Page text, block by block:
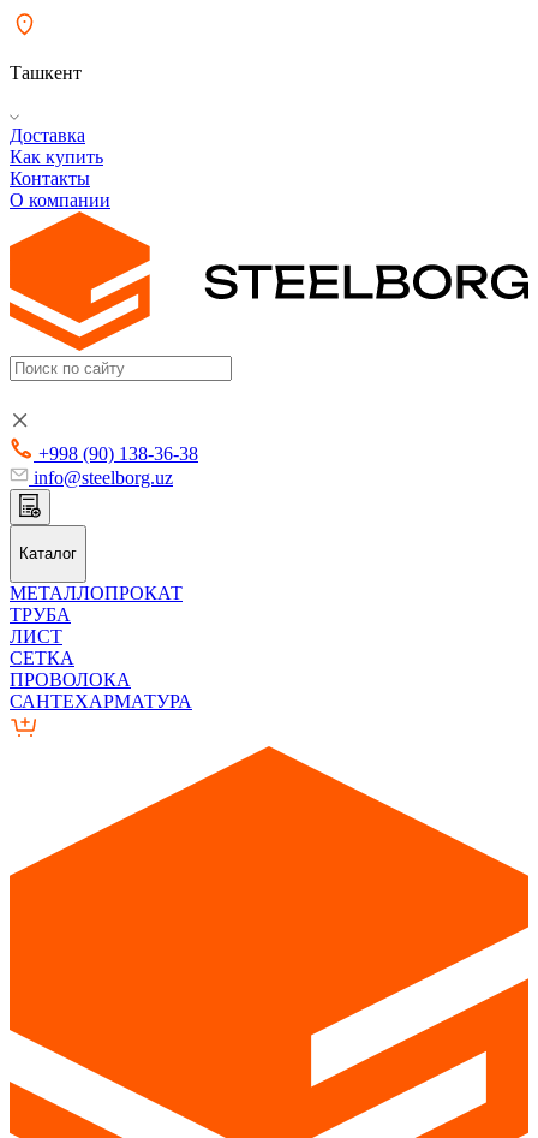
Ташкент
Доставка
Как купить
Контакты
О компании
+998 (90) 138-36-38
info@steelborg.uz
Каталог
МЕТАЛЛОПРОКАТ
ТРУБА
ЛИСТ
СЕТКА
ПРОВОЛОКА
САНТЕХАРМАТУРА